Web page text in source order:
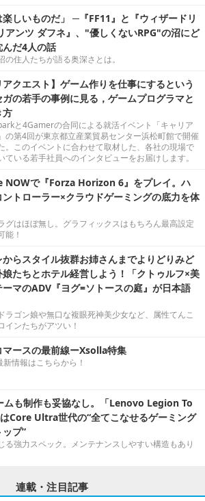
楽しいものだ」 ─『FF11』と『ウィザードリ
アンツ ダフネ』、"優しくないRPG"の沼にど
んだ4人の話
の住人たちが語る奥深さとは。
アクエスト】ゲーム作りを仕事にするという
ガの若手の事例に見る，ゲームプログラマと
方
と4Gamerの合同による就活イベント「キャリア
の第4回が東京都立産業貿易センター浜松町館で開催
。このイベントに合わせて取材した、各社の現場で
ている若手社員へのインタビューをお届けします。
NOWで『Forza Horizon 6』をプレイ。ハ
ントローラー×クラウドゲーミングの底力を体
グはほぼ無し。グラフィックスはもちろん最高設定
能！
からスタイル抜群お姉さんまでよりどりみど
娘たちとホテル経営しよう！「クトゥルフ×美
ーマのADV『ヨグ=ソトースの庭』が日本語
ラゴン娘や無口な複眼死神美少女など、属性てんこ
インたちがアツい！
マースの最前線ーXsolla特集
情報はこちらから！
ムも制作も妥協なし。「Lenovo Legion To
Core Ultra世代の“全てこなせるゲーミング
プ”
る強力スペック。メンテナンスしやすい構造もあり
連載・注目記事